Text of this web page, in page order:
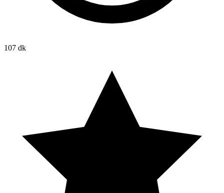
107 dk